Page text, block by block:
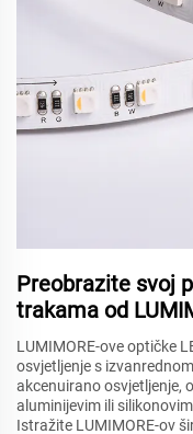
Preobrazite svoj
trakama od
LUMIMORE-ove optičke
osvjetljenje s
akcenuirano osvjetljenje,
aluminijevim ili
Istražite LUMIMORE-ov